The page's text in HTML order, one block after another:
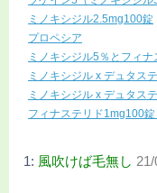
ミノキシジル2.5mg100錠
プロペシア
ミノキシジル5％とフィ
ミノキシジル x デュタス
ミノキシジル x デュタス
フィナステリド1mg100
1: 風吹けば毛無し